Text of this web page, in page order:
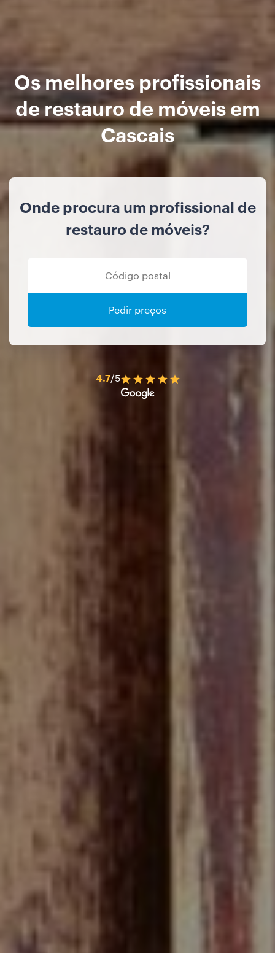
Os melhores profissionais
de restauro de móveis em
Cascais
Onde procura um profissional de
restauro de móveis?
Pedir preços
4.7/5